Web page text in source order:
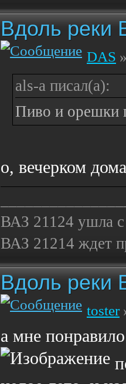
Вдоль реки
DAS
als-a писал(а):
Пиво и орешки
о, вечерком
ВАЗ 21124 ушла
ВАЗ 21214 ждет
Вдоль реки
toster
а мне